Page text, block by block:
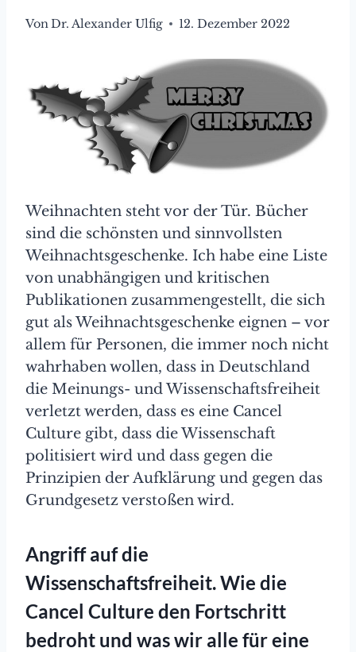
VonDr. Alexander Ulfig 12. Dezember 2022
Weihnachten steht vor der Tür. Bücher
sind die schönsten und sinnvollsten
Weihnachtsgeschenke. Ich habe eine Liste
von unabhängigen und kritischen
Publikationen zusammengestellt, die sich
gut als Weihnachtsgeschenke eignen – vor
allem für Personen, die immer noch nicht
wahrhaben wollen, dass in Deutschland
die Meinungs- und Wissenschaftsfreiheit
verletzt werden, dass es eine Cancel
Culture gibt, dass die Wissenschaft
politisiert wird und dass gegen die
Prinzipien der Aufklärung und gegen das
Grundgesetz verstoßen wird.
Angriff auf die
Wissenschaftsfreiheit. Wie die
Cancel Culture den Fortschritt
bedroht und was wir alle für eine